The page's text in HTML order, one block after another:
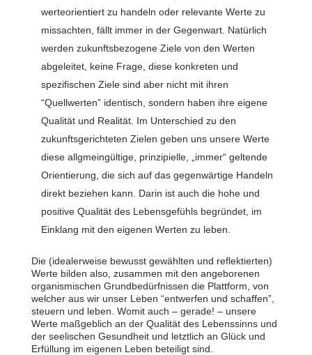
werteorientiert zu handeln oder relevante Werte zu
missachten, fällt immer in der Gegenwart. Natürlich
werden zukunftsbezogene Ziele von den Werten
abgeleitet, keine Frage, diese konkreten und
spezifischen Ziele sind aber nicht mit ihren
“Quellwerten” identisch, sondern haben ihre eigene
Qualität und Realität. Im Unterschied zu den
zukunftsgerichteten Zielen geben uns unsere Werte
diese allgmeingültige, prinzipielle, „immer“ geltende
Orientierung, die sich auf das gegenwärtige Handeln
direkt beziehen kann. Darin ist auch die hohe und
positive Qualität des Lebensgefühls begründet, im
Einklang mit den eigenen Werten zu leben.
Die (idealerweise bewusst gewählten und reflektierten)
Werte bilden also, zusammen mit den angeborenen
organismischen Grundbedürfnissen die Plattform, von
welcher aus wir unser Leben “entwerfen und schaffen”,
steuern und leben. Womit auch ‒ gerade! ‒ unsere
Werte maßgeblich an der Qualität des Lebenssinns und
der seelischen Gesundheit und letztlich an Glück und
Erfüllung im eigenen Leben beteiligt sind.